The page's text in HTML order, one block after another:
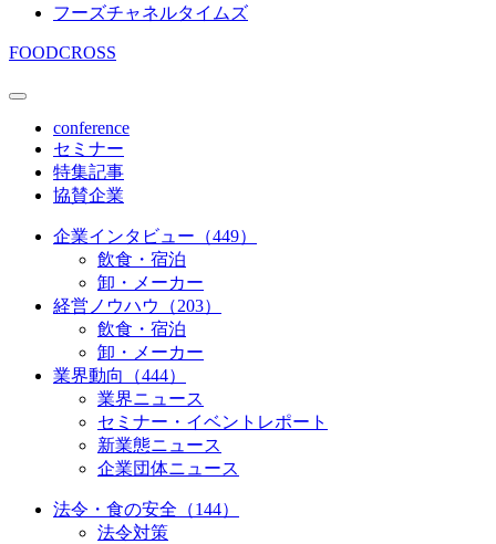
フーズチャネルタイムズ
FOODCROSS
conference
セミナー
特集記事
協賛企業
企業インタビュー（449）
飲食・宿泊
卸・メーカー
経営ノウハウ（203）
飲食・宿泊
卸・メーカー
業界動向（444）
業界ニュース
セミナー・イベントレポート
新業態ニュース
企業団体ニュース
法令・食の安全（144）
法令対策